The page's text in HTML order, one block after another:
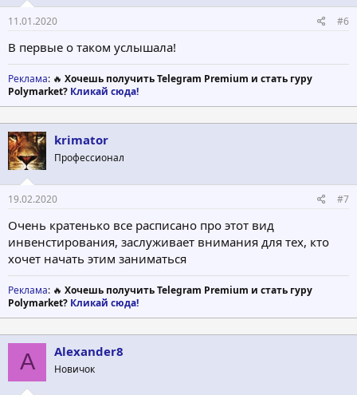
11.01.2020 #6
В первые о таком услышала!
Реклама: 🔥 Хочешь получить Telegram Premium и стать гуру
Polymarket? Кликай сюда!
krimator
Профессионал
19.02.2020 #7
Очень кратенько все расписано про этот вид
инвенстирования, заслуживает внимания для тех, кто
хочет начать этим заниматься
Реклама: 🔥 Хочешь получить Telegram Premium и стать гуру
Polymarket? Кликай сюда!
A Alexander8
Новичок